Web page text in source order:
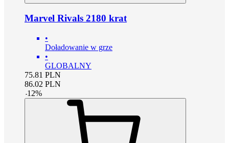
Marvel Rivals 2180 krat
•
Doładowanie w grze
•
GLOBALNY
75.81 PLN
86.02 PLN
-12%